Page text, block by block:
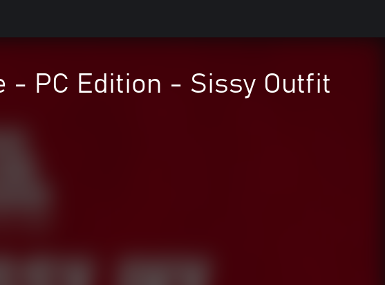
- PC Edition - Sissy Outfit